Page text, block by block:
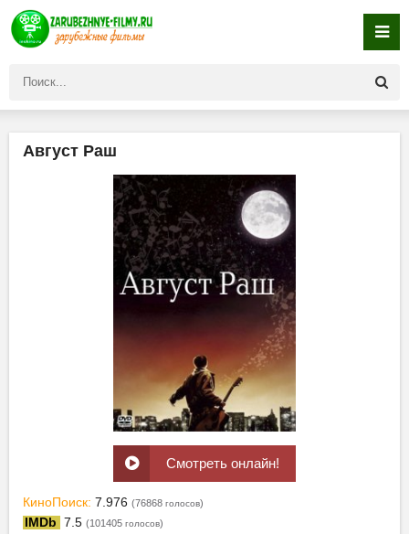
Август Раш
Смотреть онлайн!
КиноПоиск: 7.976 (76868 голосов)
IMDb 7.5 (101405 голосов)